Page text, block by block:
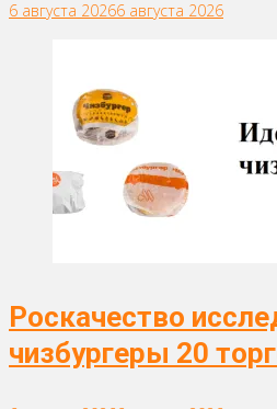
6 августа 20266 августа 2026
Роскачество
чизбургеры 20